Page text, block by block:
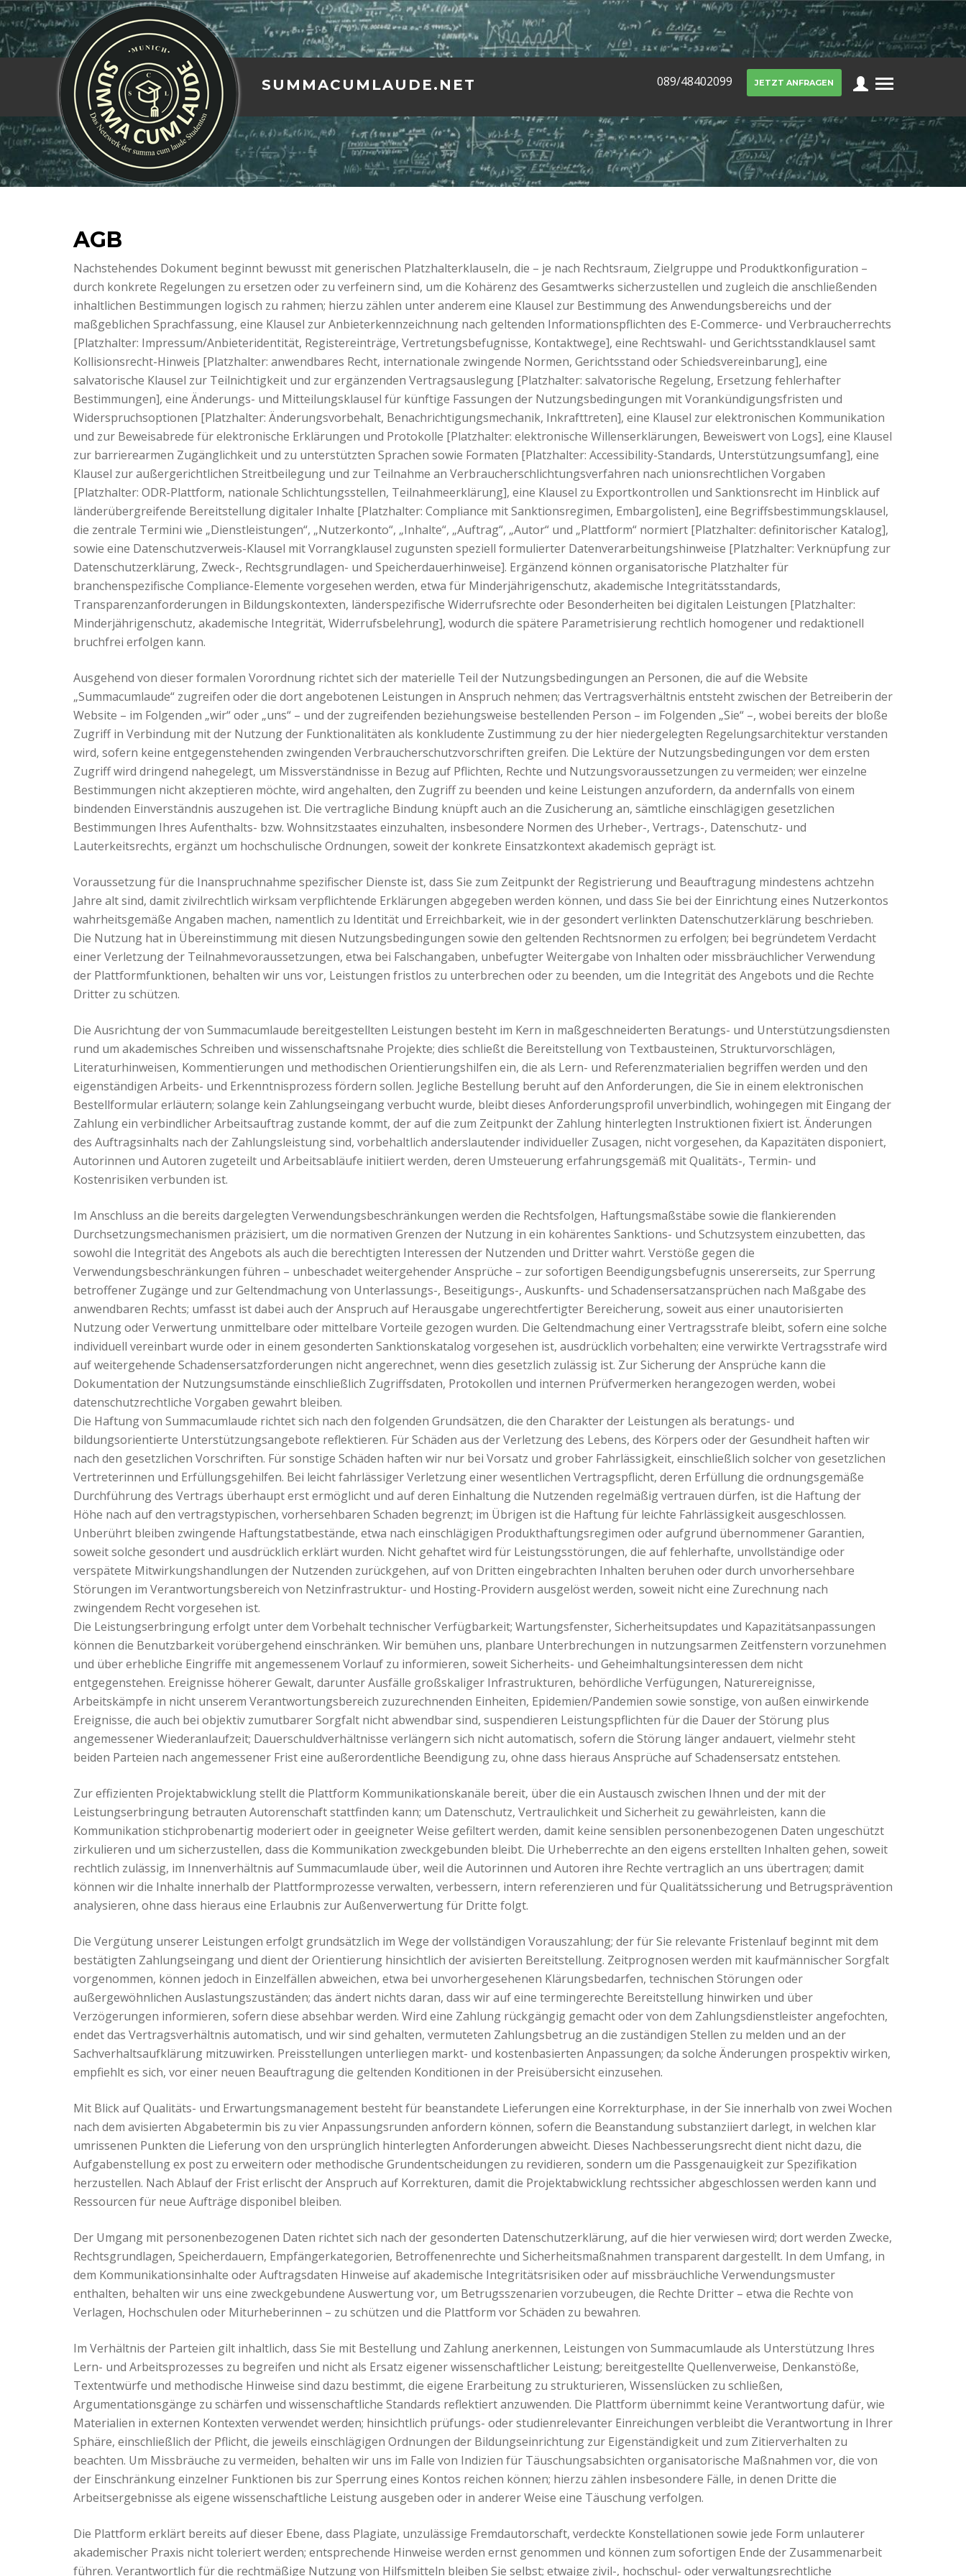
SUMMACUMLAUDE.NET 089/48402099 JETZT ANFRAGEN
AGB
Nachstehendes Dokument beginnt bewusst mit generischen Platzhalterklauseln, die – je nach Rechtsraum, Zielgruppe und Produktkonfiguration –
durch konkrete Regelungen zu ersetzen oder zu verfeinern sind, um die Kohärenz des Gesamtwerks sicherzustellen und zugleich die anschließenden
inhaltlichen Bestimmungen logisch zu rahmen; hierzu zählen unter anderem eine Klausel zur Bestimmung des Anwendungsbereichs und der
maßgeblichen Sprachfassung, eine Klausel zur Anbieterkennzeichnung nach geltenden Informationspflichten des E-Commerce- und Verbraucherrechts
[Platzhalter: Impressum/Anbieteridentität, Registereinträge, Vertretungsbefugnisse, Kontaktwege], eine Rechtswahl- und Gerichtsstandklausel samt
Kollisionsrecht-Hinweis [Platzhalter: anwendbares Recht, internationale zwingende Normen, Gerichtsstand oder Schiedsvereinbarung], eine
salvatorische Klausel zur Teilnichtigkeit und zur ergänzenden Vertragsauslegung [Platzhalter: salvatorische Regelung, Ersetzung fehlerhafter
Bestimmungen], eine Änderungs- und Mitteilungsklausel für künftige Fassungen der Nutzungsbedingungen mit Vorankündigungsfristen und
Widerspruchsoptionen [Platzhalter: Änderungsvorbehalt, Benachrichtigungsmechanik, Inkrafttreten], eine Klausel zur elektronischen Kommunikation
und zur Beweisabrede für elektronische Erklärungen und Protokolle [Platzhalter: elektronische Willenserklärungen, Beweiswert von Logs], eine Klausel
zur barrierearmen Zugänglichkeit und zu unterstützten Sprachen sowie Formaten [Platzhalter: Accessibility-Standards, Unterstützungsumfang], eine
Klausel zur außergerichtlichen Streitbeilegung und zur Teilnahme an Verbraucherschlichtungsverfahren nach unionsrechtlichen Vorgaben
[Platzhalter: ODR-Plattform, nationale Schlichtungsstellen, Teilnahmeerklärung], eine Klausel zu Exportkontrollen und Sanktionsrecht im Hinblick auf
länderübergreifende Bereitstellung digitaler Inhalte [Platzhalter: Compliance mit Sanktionsregimen, Embargolisten], eine Begriffsbestimmungsklausel,
die zentrale Termini wie „Dienstleistungen“, „Nutzerkonto“, „Inhalte“, „Auftrag“, „Autor“ und „Plattform“ normiert [Platzhalter: definitorischer Katalog],
sowie eine Datenschutzverweis-Klausel mit Vorrangklausel zugunsten speziell formulierter Datenverarbeitungshinweise [Platzhalter: Verknüpfung zur
Datenschutzerklärung, Zweck-, Rechtsgrundlagen- und Speicherdauerhinweise]. Ergänzend können organisatorische Platzhalter für
branchenspezifische Compliance-Elemente vorgesehen werden, etwa für Minderjährigenschutz, akademische Integritätsstandards,
Transparenzanforderungen in Bildungskontexten, länderspezifische Widerrufsrechte oder Besonderheiten bei digitalen Leistungen [Platzhalter:
Minderjährigenschutz, akademische Integrität, Widerrufsbelehrung], wodurch die spätere Parametrisierung rechtlich homogener und redaktionell
bruchfrei erfolgen kann.
Ausgehend von dieser formalen Vorordnung richtet sich der materielle Teil der Nutzungsbedingungen an Personen, die auf die Website
„Summacumlaude“ zugreifen oder die dort angebotenen Leistungen in Anspruch nehmen; das Vertragsverhältnis entsteht zwischen der Betreiberin der
Website – im Folgenden „wir“ oder „uns“ – und der zugreifenden beziehungsweise bestellenden Person – im Folgenden „Sie“ –, wobei bereits der bloße
Zugriff in Verbindung mit der Nutzung der Funktionalitäten als konkludente Zustimmung zu der hier niedergelegten Regelungsarchitektur verstanden
wird, sofern keine entgegenstehenden zwingenden Verbraucherschutzvorschriften greifen. Die Lektüre der Nutzungsbedingungen vor dem ersten
Zugriff wird dringend nahegelegt, um Missverständnisse in Bezug auf Pflichten, Rechte und Nutzungsvoraussetzungen zu vermeiden; wer einzelne
Bestimmungen nicht akzeptieren möchte, wird angehalten, den Zugriff zu beenden und keine Leistungen anzufordern, da andernfalls von einem
bindenden Einverständnis auszugehen ist. Die vertragliche Bindung knüpft auch an die Zusicherung an, sämtliche einschlägigen gesetzlichen
Bestimmungen Ihres Aufenthalts- bzw. Wohnsitzstaates einzuhalten, insbesondere Normen des Urheber-, Vertrags-, Datenschutz- und
Lauterkeitsrechts, ergänzt um hochschulische Ordnungen, soweit der konkrete Einsatzkontext akademisch geprägt ist.
Voraussetzung für die Inanspruchnahme spezifischer Dienste ist, dass Sie zum Zeitpunkt der Registrierung und Beauftragung mindestens achtzehn
Jahre alt sind, damit zivilrechtlich wirksam verpflichtende Erklärungen abgegeben werden können, und dass Sie bei der Einrichtung eines Nutzerkontos
wahrheitsgemäße Angaben machen, namentlich zu Identität und Erreichbarkeit, wie in der gesondert verlinkten Datenschutzerklärung beschrieben.
Die Nutzung hat in Übereinstimmung mit diesen Nutzungsbedingungen sowie den geltenden Rechtsnormen zu erfolgen; bei begründetem Verdacht
einer Verletzung der Teilnahmevoraussetzungen, etwa bei Falschangaben, unbefugter Weitergabe von Inhalten oder missbräuchlicher Verwendung
der Plattformfunktionen, behalten wir uns vor, Leistungen fristlos zu unterbrechen oder zu beenden, um die Integrität des Angebots und die Rechte
Dritter zu schützen.
Die Ausrichtung der von Summacumlaude bereitgestellten Leistungen besteht im Kern in maßgeschneiderten Beratungs- und Unterstützungsdiensten
rund um akademisches Schreiben und wissenschaftsnahe Projekte; dies schließt die Bereitstellung von Textbausteinen, Strukturvorschlägen,
Literaturhinweisen, Kommentierungen und methodischen Orientierungshilfen ein, die als Lern- und Referenzmaterialien begriffen werden und den
eigenständigen Arbeits- und Erkenntnisprozess fördern sollen. Jegliche Bestellung beruht auf den Anforderungen, die Sie in einem elektronischen
Bestellformular erläutern; solange kein Zahlungseingang verbucht wurde, bleibt dieses Anforderungsprofil unverbindlich, wohingegen mit Eingang der
Zahlung ein verbindlicher Arbeitsauftrag zustande kommt, der auf die zum Zeitpunkt der Zahlung hinterlegten Instruktionen fixiert ist. Änderungen
des Auftragsinhalts nach der Zahlungsleistung sind, vorbehaltlich anderslautender individueller Zusagen, nicht vorgesehen, da Kapazitäten disponiert,
Autorinnen und Autoren zugeteilt und Arbeitsabläufe initiiert werden, deren Umsteuerung erfahrungsgemäß mit Qualitäts-, Termin- und
Kostenrisiken verbunden ist.
Im Anschluss an die bereits dargelegten Verwendungsbeschränkungen werden die Rechtsfolgen, Haftungsmaßstäbe sowie die flankierenden
Durchsetzungsmechanismen präzisiert, um die normativen Grenzen der Nutzung in ein kohärentes Sanktions- und Schutzsystem einzubetten, das
sowohl die Integrität des Angebots als auch die berechtigten Interessen der Nutzenden und Dritter wahrt. Verstöße gegen die
Verwendungsbeschränkungen führen – unbeschadet weitergehender Ansprüche – zur sofortigen Beendigungsbefugnis unsererseits, zur Sperrung
betroffener Zugänge und zur Geltendmachung von Unterlassungs-, Beseitigungs-, Auskunfts- und Schadensersatzansprüchen nach Maßgabe des
anwendbaren Rechts; umfasst ist dabei auch der Anspruch auf Herausgabe ungerechtfertigter Bereicherung, soweit aus einer unautorisierten
Nutzung oder Verwertung unmittelbare oder mittelbare Vorteile gezogen wurden. Die Geltendmachung einer Vertragsstrafe bleibt, sofern eine solche
individuell vereinbart wurde oder in einem gesonderten Sanktionskatalog vorgesehen ist, ausdrücklich vorbehalten; eine verwirkte Vertragsstrafe wird
auf weitergehende Schadensersatzforderungen nicht angerechnet, wenn dies gesetzlich zulässig ist. Zur Sicherung der Ansprüche kann die
Dokumentation der Nutzungsumstände einschließlich Zugriffsdaten, Protokollen und internen Prüfvermerken herangezogen werden, wobei
datenschutzrechtliche Vorgaben gewahrt bleiben.
Die Haftung von Summacumlaude richtet sich nach den folgenden Grundsätzen, die den Charakter der Leistungen als beratungs- und
bildungsorientierte Unterstützungsangebote reflektieren. Für Schäden aus der Verletzung des Lebens, des Körpers oder der Gesundheit haften wir
nach den gesetzlichen Vorschriften. Für sonstige Schäden haften wir nur bei Vorsatz und grober Fahrlässigkeit, einschließlich solcher von gesetzlichen
Vertreterinnen und Erfüllungsgehilfen. Bei leicht fahrlässiger Verletzung einer wesentlichen Vertragspflicht, deren Erfüllung die ordnungsgemäße
Durchführung des Vertrags überhaupt erst ermöglicht und auf deren Einhaltung die Nutzenden regelmäßig vertrauen dürfen, ist die Haftung der
Höhe nach auf den vertragstypischen, vorhersehbaren Schaden begrenzt; im Übrigen ist die Haftung für leichte Fahrlässigkeit ausgeschlossen.
Unberührt bleiben zwingende Haftungstatbestände, etwa nach einschlägigen Produkthaftungsregimen oder aufgrund übernommener Garantien,
soweit solche gesondert und ausdrücklich erklärt wurden. Nicht gehaftet wird für Leistungsstörungen, die auf fehlerhafte, unvollständige oder
verspätete Mitwirkungshandlungen der Nutzenden zurückgehen, auf von Dritten eingebrachten Inhalten beruhen oder durch unvorhersehbare
Störungen im Verantwortungsbereich von Netzinfrastruktur- und Hosting-Providern ausgelöst werden, soweit nicht eine Zurechnung nach
zwingendem Recht vorgesehen ist.
Die Leistungserbringung erfolgt unter dem Vorbehalt technischer Verfügbarkeit; Wartungsfenster, Sicherheitsupdates und Kapazitätsanpassungen
können die Benutzbarkeit vorübergehend einschränken. Wir bemühen uns, planbare Unterbrechungen in nutzungsarmen Zeitfenstern vorzunehmen
und über erhebliche Eingriffe mit angemessenem Vorlauf zu informieren, soweit Sicherheits- und Geheimhaltungsinteressen dem nicht
entgegenstehen. Ereignisse höherer Gewalt, darunter Ausfälle großskaliger Infrastrukturen, behördliche Verfügungen, Naturereignisse,
Arbeitskämpfe in nicht unserem Verantwortungsbereich zuzurechnenden Einheiten, Epidemien/Pandemien sowie sonstige, von außen einwirkende
Ereignisse, die auch bei objektiv zumutbarer Sorgfalt nicht abwendbar sind, suspendieren Leistungspflichten für die Dauer der Störung plus
angemessener Wiederanlaufzeit; Dauerschuldverhältnisse verlängern sich nicht automatisch, sofern die Störung länger andauert, vielmehr steht
beiden Parteien nach angemessener Frist eine außerordentliche Beendigung zu, ohne dass hieraus Ansprüche auf Schadensersatz entstehen.
Zur effizienten Projektabwicklung stellt die Plattform Kommunikationskanäle bereit, über die ein Austausch zwischen Ihnen und der mit der
Leistungserbringung betrauten Autorenschaft stattfinden kann; um Datenschutz, Vertraulichkeit und Sicherheit zu gewährleisten, kann die
Kommunikation stichprobenartig moderiert oder in geeigneter Weise gefiltert werden, damit keine sensiblen personenbezogenen Daten ungeschützt
zirkulieren und um sicherzustellen, dass die Kommunikation zweckgebunden bleibt. Die Urheberrechte an den eigens erstellten Inhalten gehen, soweit
rechtlich zulässig, im Innenverhältnis auf Summacumlaude über, weil die Autorinnen und Autoren ihre Rechte vertraglich an uns übertragen; damit
können wir die Inhalte innerhalb der Plattformprozesse verwalten, verbessern, intern referenzieren und für Qualitätssicherung und Betrugsprävention
analysieren, ohne dass hieraus eine Erlaubnis zur Außenverwertung für Dritte folgt.
Die Vergütung unserer Leistungen erfolgt grundsätzlich im Wege der vollständigen Vorauszahlung; der für Sie relevante Fristenlauf beginnt mit dem
bestätigten Zahlungseingang und dient der Orientierung hinsichtlich der avisierten Bereitstellung. Zeitprognosen werden mit kaufmännischer Sorgfalt
vorgenommen, können jedoch in Einzelfällen abweichen, etwa bei unvorhergesehenen Klärungsbedarfen, technischen Störungen oder
außergewöhnlichen Auslastungszuständen; das ändert nichts daran, dass wir auf eine termingerechte Bereitstellung hinwirken und über
Verzögerungen informieren, sofern diese absehbar werden. Wird eine Zahlung rückgängig gemacht oder von dem Zahlungsdienstleister angefochten,
endet das Vertragsverhältnis automatisch, und wir sind gehalten, vermuteten Zahlungsbetrug an die zuständigen Stellen zu melden und an der
Sachverhaltsaufklärung mitzuwirken. Preisstellungen unterliegen markt- und kostenbasierten Anpassungen; da solche Änderungen prospektiv wirken,
empfiehlt es sich, vor einer neuen Beauftragung die geltenden Konditionen in der Preisübersicht einzusehen.
Mit Blick auf Qualitäts- und Erwartungsmanagement besteht für beanstandete Lieferungen eine Korrekturphase, in der Sie innerhalb von zwei Wochen
nach dem avisierten Abgabetermin bis zu vier Anpassungsrunden anfordern können, sofern die Beanstandung substanziiert darlegt, in welchen klar
umrissenen Punkten die Lieferung von den ursprünglich hinterlegten Anforderungen abweicht. Dieses Nachbesserungsrecht dient nicht dazu, die
Aufgabenstellung ex post zu erweitern oder methodische Grundentscheidungen zu revidieren, sondern um die Passgenauigkeit zur Spezifikation
herzustellen. Nach Ablauf der Frist erlischt der Anspruch auf Korrekturen, damit die Projektabwicklung rechtssicher abgeschlossen werden kann und
Ressourcen für neue Aufträge disponibel bleiben.
Der Umgang mit personenbezogenen Daten richtet sich nach der gesonderten Datenschutzerklärung, auf die hier verwiesen wird; dort werden Zwecke,
Rechtsgrundlagen, Speicherdauern, Empfängerkategorien, Betroffenenrechte und Sicherheitsmaßnahmen transparent dargestellt. In dem Umfang, in
dem Kommunikationsinhalte oder Auftragsdaten Hinweise auf akademische Integritätsrisiken oder auf missbräuchliche Verwendungsmuster
enthalten, behalten wir uns eine zweckgebundene Auswertung vor, um Betrugsszenarien vorzubeugen, die Rechte Dritter – etwa die Rechte von
Verlagen, Hochschulen oder Miturheberinnen – zu schützen und die Plattform vor Schäden zu bewahren.
Im Verhältnis der Parteien gilt inhaltlich, dass Sie mit Bestellung und Zahlung anerkennen, Leistungen von Summacumlaude als Unterstützung Ihres
Lern- und Arbeitsprozesses zu begreifen und nicht als Ersatz eigener wissenschaftlicher Leistung; bereitgestellte Quellenverweise, Denkanstöße,
Textentwürfe und methodische Hinweise sind dazu bestimmt, die eigene Erarbeitung zu strukturieren, Wissenslücken zu schließen,
Argumentationsgänge zu schärfen und wissenschaftliche Standards reflektiert anzuwenden. Die Plattform übernimmt keine Verantwortung dafür, wie
Materialien in externen Kontexten verwendet werden; hinsichtlich prüfungs- oder studienrelevanter Einreichungen verbleibt die Verantwortung in Ihrer
Sphäre, einschließlich der Pflicht, die jeweils einschlägigen Ordnungen der Bildungseinrichtung zur Eigenständigkeit und zum Zitierverhalten zu
beachten. Um Missbräuche zu vermeiden, behalten wir uns im Falle von Indizien für Täuschungsabsichten organisatorische Maßnahmen vor, die von
der Einschränkung einzelner Funktionen bis zur Sperrung eines Kontos reichen können; hierzu zählen insbesondere Fälle, in denen Dritte die
Arbeitsergebnisse als eigene wissenschaftliche Leistung ausgeben oder in anderer Weise eine Täuschung verfolgen.
Die Plattform erklärt bereits auf dieser Ebene, dass Plagiate, unzulässige Fremdautorschaft, verdeckte Konstellationen sowie jede Form unlauterer
akademischer Praxis nicht toleriert werden; entsprechende Hinweise werden ernst genommen und können zum sofortigen Ende der Zusammenarbeit
führen. Verantwortlich für die rechtmäßige Nutzung von Hilfsmitteln bleiben Sie selbst; etwaige zivil-, hochschul- oder verwaltungsrechtliche